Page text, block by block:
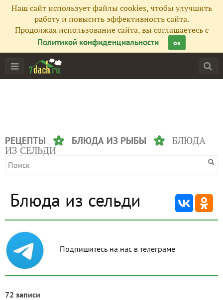
Наш сайт использует файлы cookies, чтобы улучшить
работу и повысить эффективность сайта.
Продолжая использование сайта, вы соглашаетесь с
Политикой конфиденциальности
ок
РЕЦЕПТЫ БЛЮДА ИЗ РЫБЫ
БЛЮДА
ИЗ СЕЛЬДИ
Блюда из сельди
Подпишитесь на нас в телеграме
72 записи